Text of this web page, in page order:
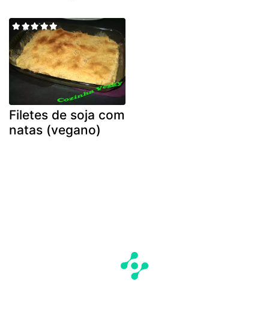
Filetes de soja com
natas (vegano)